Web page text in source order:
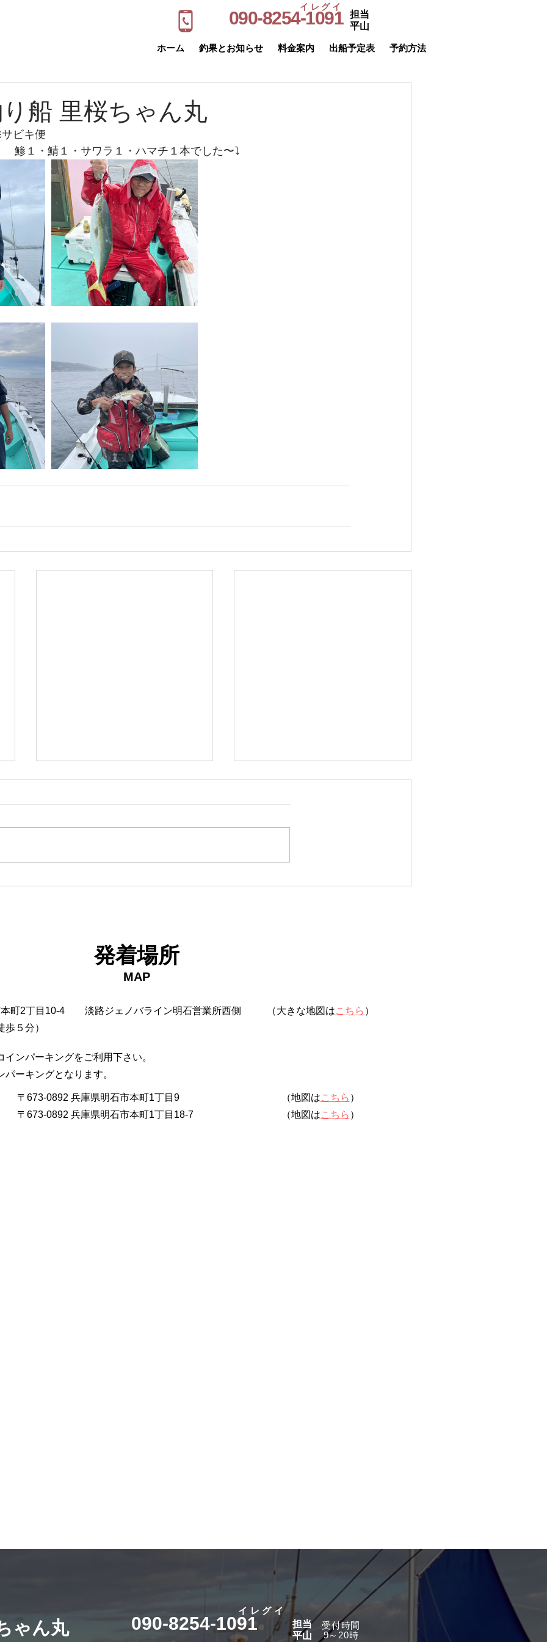
イレグイ
担当
平山
090-8254-1091
ホーム 釣果とお知らせ 料金案内 出船予定表 予約方法
船 里桜ちゃん丸
ビキ便
鯵１・鯖１・サワラ１・ハマチ１本でした〜⤵︎
18日タコ便 10日タコ便
発着場所
MAP
町2丁目10-4 淡路ジェノバライン明石営業所西側 （大きな地図はこちら ）
５分）
ンパーキングをご利用下さい。
ーキングとなります。
〒673-0892 兵庫県明石市本町1丁目9
〒673-0892 兵庫県明石市本町1丁目18-7
（地図はこちら ）
（地図はこちら ）
ゃん丸
担当
平山
090-8254-1091
イレグイ
​受付時間
9～20時